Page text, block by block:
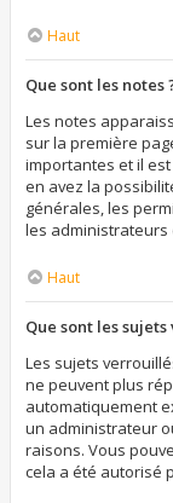
Haut
Que sont les notes
Les notes
sur la première
importantes et il
en avez la
générales, les
les administrateurs
Haut
Que sont les
Les sujets
ne peuvent plus
automatiquement
un administrateur
raisons. Vous
cela a été autorisé